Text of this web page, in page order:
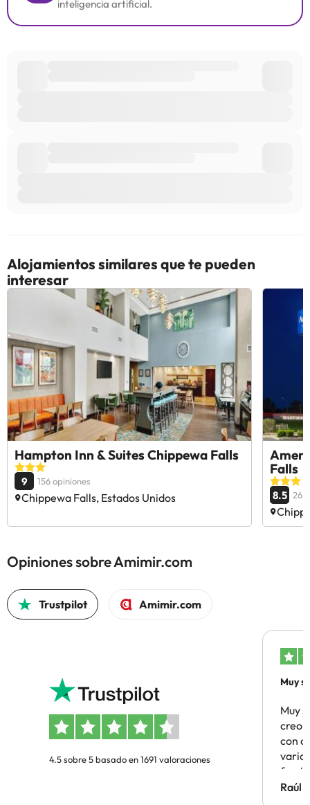
inteligencia artificial.
Alojamientos similares que te pueden
interesar
Hampton Inn & Suites Chippewa Falls
9 156 opiniones
Chippewa Falls, Estados Unidos
Falls
8.5 262
Opiniones sobre Amimir.com
Trustpilot Amimir.com
4.5 sobre 5 basado en 1691 valoraciones
Muy
Muy
creo
con
Hotel
Raúl